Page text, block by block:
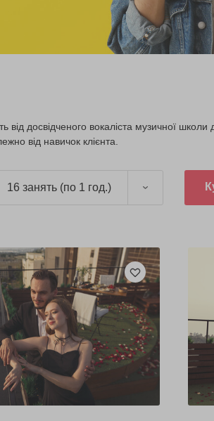
від досвідченого вокаліста музичної
від навичок клієнта.
16 занять (по 1 год.)